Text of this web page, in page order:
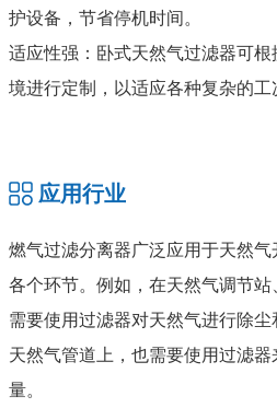
护设备，节省停机时间。
适应性强：卧式天然气过滤器可
境进行定制，以适应各种复杂的工
应用行业
燃气过滤分离器广泛应用于天然
各个环节。例如，在天然气调节站
需要使用过滤器对天然气进行除
天然气管道上，也需要使用过滤
量。